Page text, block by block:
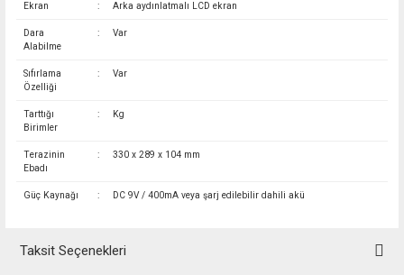
Ekran : Arka aydınlatmalı LCD ekran
Dara
Alabilme
: Var
Sıfırlama
Özelliği
: Var
Tarttığı
Birimler
: Kg
Terazinin
Ebadı
: 330 x 289 x 104 mm
Güç Kaynağı : DC 9V / 400mA veya şarj edilebilir dahili akü
Taksit Seçenekleri